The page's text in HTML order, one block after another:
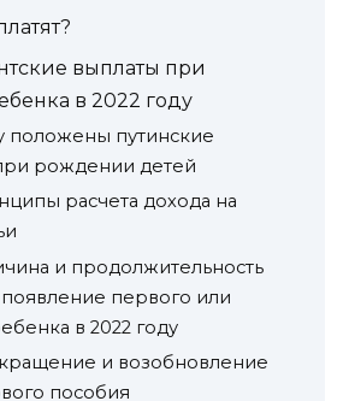
выплаты при
в 2022 году
положены путинские
рождении детей
расчета дохода на
и продолжительность
появление первого или
в 2022 году
и возобновление
пособия